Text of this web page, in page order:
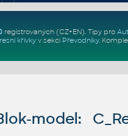
registrovaných (CZ+EN). Tipy pro
křivkyv sekci Převodníky.
model: